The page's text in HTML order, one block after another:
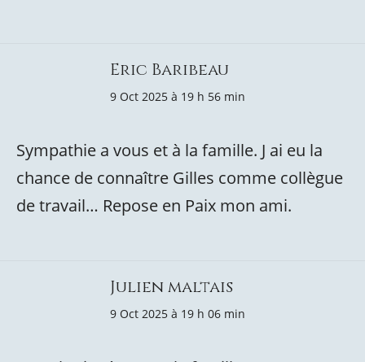
Eric Baribeau
9 Oct 2025 à 19 h 56 min
Sympathie a vous et à la famille. J ai eu la
chance de connaître Gilles comme collègue
de travail… Repose en Paix mon ami.
Julien maltais
9 Oct 2025 à 19 h 06 min